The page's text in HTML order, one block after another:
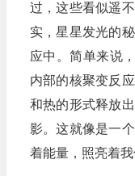
过，这些看似遥
实，星星发光的
应中。简单来说
内部的核聚变反
和热的形式释放
影。这就像是一
着能量，照亮着我